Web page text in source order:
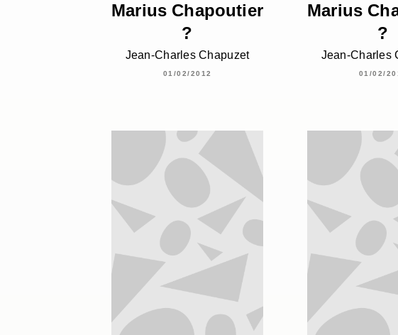
Marius Chapoutier
?
Jean-Charles Chapuzet
01/02/2012
Marius
?
Jean-Charles
01/02/